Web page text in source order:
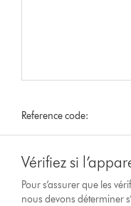
Reference code:
Vérifiez si
Pour s’assurer que les
nous devons déterminer